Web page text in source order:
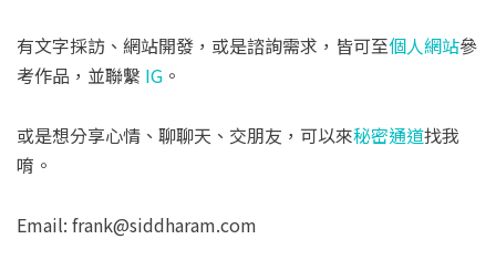
有文字採訪、網站開發，或是諮詢需求，皆可至個人網站參
考作品，並聯繫 IG 。
或是想分享心情、聊聊天、交朋友，可以來秘密通道找我
唷。
Email: frank@siddharam.com